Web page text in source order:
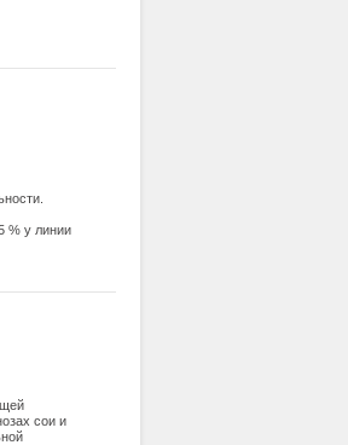
% у линии
и
и должен
сои и